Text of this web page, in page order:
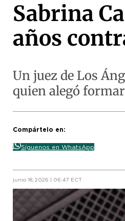
Sabrina
años
Un juez de Los
quien alegó
Compártelo en:
Síguenos en WhatsApp
junio 18, 2026 | 06:47 ECT